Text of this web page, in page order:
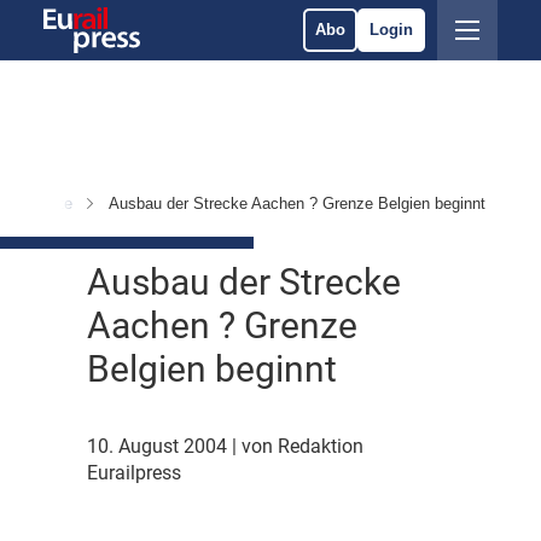
Abo Login
& Märkte Ausbau der Strecke Aachen ? Grenze Belgien beginnt
Ausbau der Strecke
Aachen ? Grenze
Belgien beginnt
10. August 2004
| von Redaktion
Eurailpress